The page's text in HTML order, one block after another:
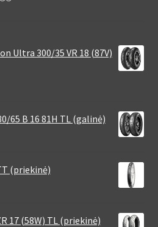
Ultra 300/35 VR 18 (87V)
65 B 16 81H TL (galinė)
(priekinė)
17 (58W) TL (priekinė)